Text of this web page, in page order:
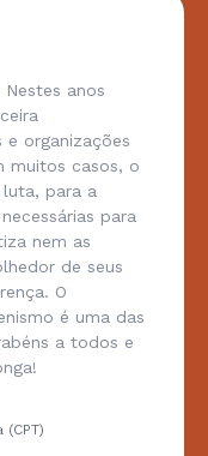
anos
organizações
muitos casos, o
para a
para
nem as
de seus
O
é uma das
a todos e